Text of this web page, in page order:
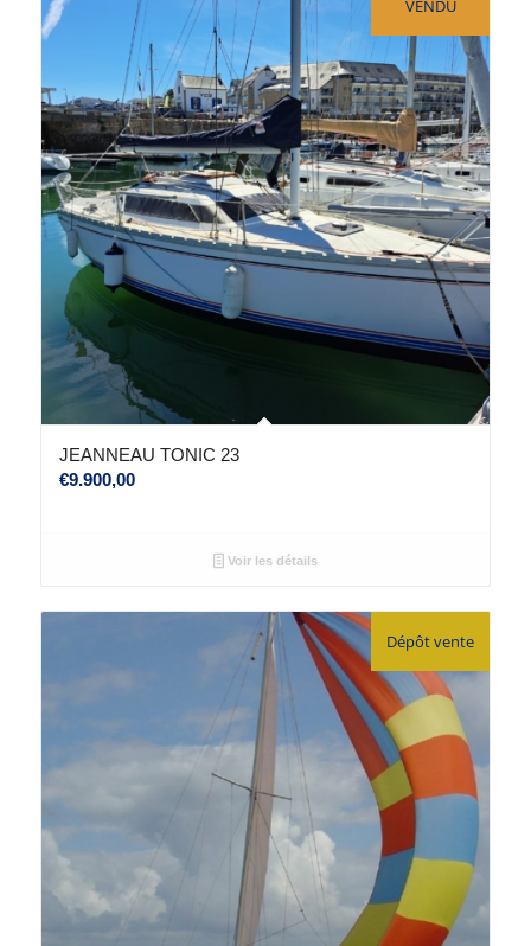
VENDU
JEANNEAU TONIC 23
€9.900,00
Voir les détails
Dépôt vente